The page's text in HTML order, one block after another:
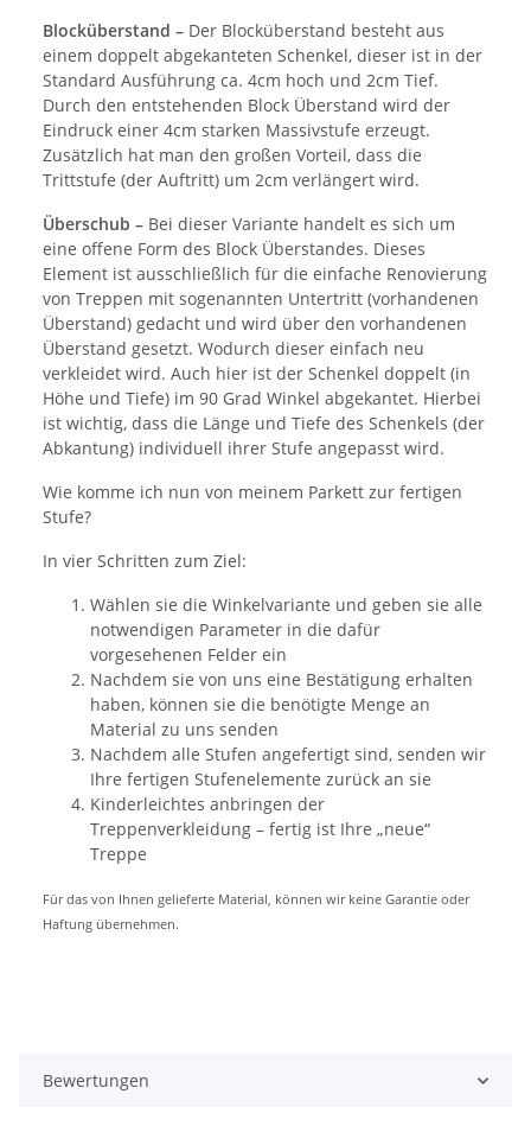
Blocküberstand – Der Blocküberstand besteht aus
einem doppelt abgekanteten Schenkel, dieser ist in der
Standard Ausführung ca. 4cm hoch und 2cm Tief.
Durch den entstehenden Block Überstand wird der
Eindruck einer 4cm starken Massivstufe erzeugt.
Zusätzlich hat man den großen Vorteil, dass die
Trittstufe (der Auftritt) um 2cm verlängert wird.
Überschub – Bei dieser Variante handelt es sich um
eine offene Form des Block Überstandes. Dieses
Element ist ausschließlich für die einfache Renovierung
von Treppen mit sogenannten Untertritt (vorhandenen
Überstand) gedacht und wird über den vorhandenen
Überstand gesetzt. Wodurch dieser einfach neu
verkleidet wird. Auch hier ist der Schenkel doppelt (in
Höhe und Tiefe) im 90 Grad Winkel abgekantet. Hierbei
ist wichtig, dass die Länge und Tiefe des Schenkels (der
Abkantung) individuell ihrer Stufe angepasst wird.
Wie komme ich nun von meinem Parkett zur fertigen
Stufe?
In vier Schritten zum Ziel:
Wählen sie die Winkelvariante und geben sie alle
notwendigen Parameter in die dafür
vorgesehenen Felder ein
Nachdem sie von uns eine Bestätigung erhalten
haben, können sie die benötigte Menge an
Material zu uns senden
Nachdem alle Stufen angefertigt sind, senden wir
Ihre fertigen Stufenelemente zurück an sie
Kinderleichtes anbringen der
Treppenverkleidung – fertig ist Ihre „neue“
Treppe
Für das von Ihnen gelieferte Material, können wir keine Garantie oder
Haftung übernehmen.
Bewertungen